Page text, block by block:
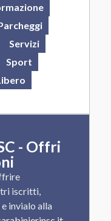
Servizi
Sport
- Offri
iscritti,
invialo alla